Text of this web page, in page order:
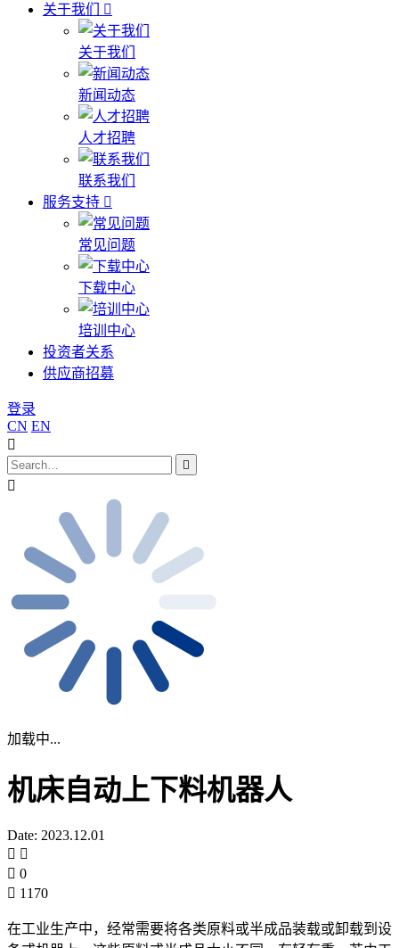
关于我们
关于我们
新闻动态
人才招聘
联系我们
服务支持
常见问题
下载中心
培训中心
投资者关系
供应商招募
登录
CN EN
加载中...
机床自动上下料机器人
Date: 2023.12.01
0
1170
在工业生产中，经常需要将各类原料或半成品装载或卸载到设